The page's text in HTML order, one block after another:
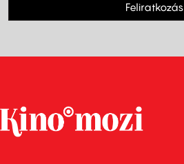
Feliratkozás